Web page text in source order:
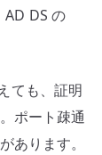
DS の
ても、証明
ポート疎通
あります。